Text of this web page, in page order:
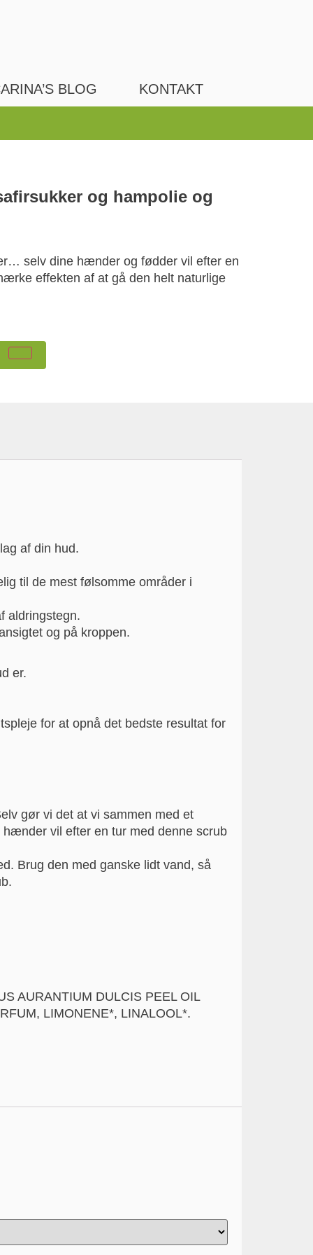
BLOG KONTAKT
og hampolie og
selv dine hænder og fødder vil efter en
effekten af at gå den helt naturlige
af din hud.
til de mest følsomme områder i
aldringstegn.
og på kroppen.
er.
for at opnå det bedste resultat for
gør vi det at vi sammen med et
vil efter en tur med denne scrub
Brug den med ganske lidt vand, så
AURANTIUM DULCIS PEEL OIL
LIMONENE*, LINALOOL*.